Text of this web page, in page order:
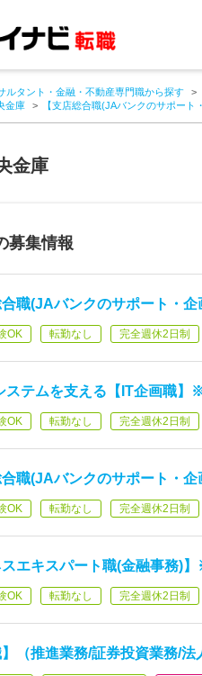
ルタント・金融・不動産専門職から探す
金庫 【支店総合職(JAバンクのサポー
金庫
募集情報
合職(JAバンクのサポート・
OK 転勤なし 完全週休2日制
ステムを支える【IT企画職】
OK 転勤なし 完全週休2日制
合職(JAバンクのサポート・
OK 転勤なし 完全週休2日制
スエキスパート職(金融事務)
OK 転勤なし 完全週休2日制
】（推進業務/証券投資業務/法